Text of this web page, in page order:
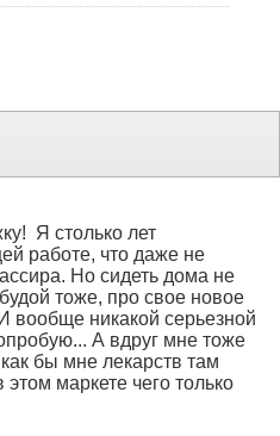
Я столько лет
работе, что даже не
Но сидеть дома не
тоже, про свое новое
вообще никакой серьезной
А вдруг мне тоже
бы мне лекарств там
этом маркете чего только